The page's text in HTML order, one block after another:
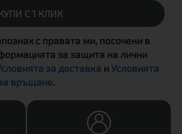
С 1 КЛИК
с правата ми, посочени в
за защита на лични
за доставка иУсловията
връщане.